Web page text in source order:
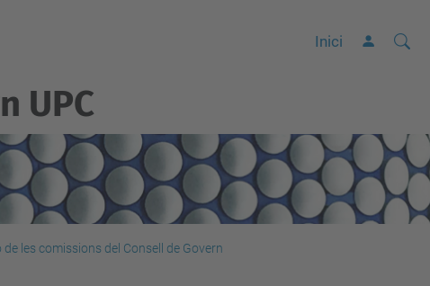
Inici Cerca
C
a
a
v
a
UPC
les comissions del Consell de Govern